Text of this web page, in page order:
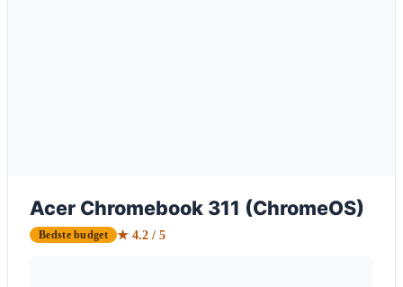
Acer Chromebook 311 (ChromeOS)
Bedste budget ★ 4.2 / 5